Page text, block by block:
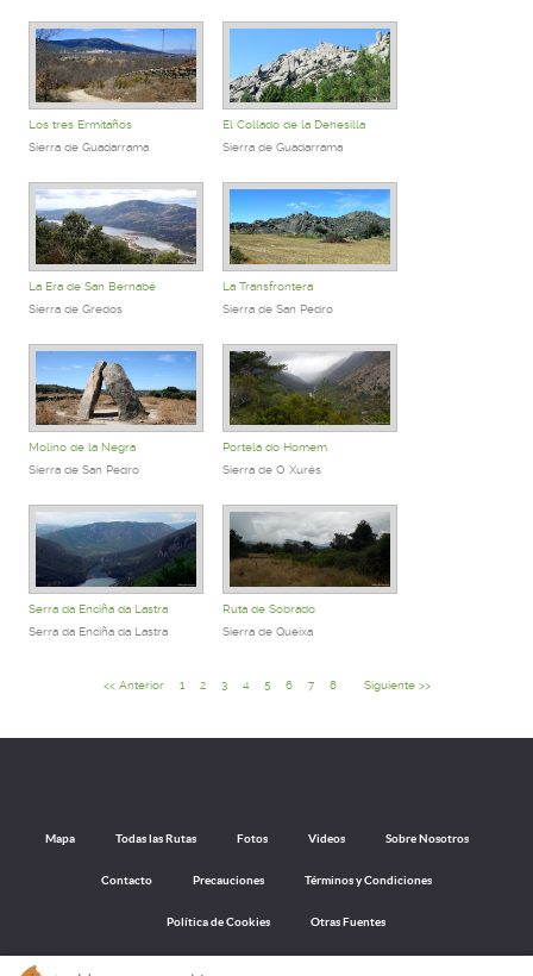
Los tres Ermitaños
Sierra de Guadarrama
El Collado de la Dehesilla
Sierra de Guadarrama
La Era de San Bernabé
Sierra de Gredos
La Transfrontera
Sierra de San Pedro
Molino de la Negra
Sierra de San Pedro
Portela do Homem
Sierra de O Xurés
Serra da Enciña da Lastra
Serra da Enciña da Lastra
Ruta de Sobrado
Sierra de Queixa
<< Anterior 1 2 3 4 5 6 7 8 Siguiente >>
Mapa Todas las Rutas Fotos Videos Sobre Nosotros
Contacto Precauciones Términos y Condiciones
Política de Cookies Otras Fuentes